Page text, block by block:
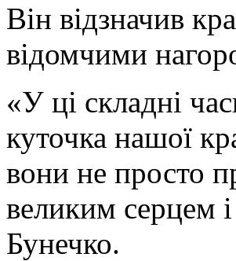
Він відзначив
відомчими
«У ці складні
куточка нашої
вони не просто
великим серцем
Бунечко.